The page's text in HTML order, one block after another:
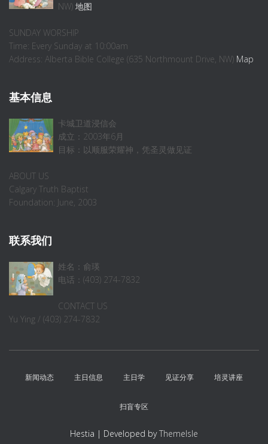
NW) 地图
SUNDAY WORSHIP
Time: Every Sunday at 10:00am
Address: Alberta Bible College (635 Northmount Drive, NW) Map
基本信息
卡城卫道浸信会
成立：2003年6月
目标：以顺服荣耀神，凭圣灵做见证
ABOUT US
Calgary Truth Baptist
Foundation: June, 2003
联系我们
姓名：俞瑛
电话：(403) 274-7832
CONTACT US
Yu Ying / (403) 274-7832
新闻动态 主日信息 主日学 见证分享 培灵讲座
扫盲专区
Hestia | Developed byThemeIsle